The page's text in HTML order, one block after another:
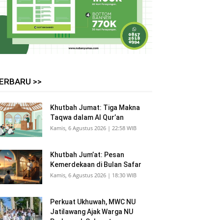
>>
Khutbah Jumat: Tiga Makna
Taqwa dalam Al Qur’an
Kamis, 6 Agustus 2026 | 22:58 WIB
Khutbah Jum’at: Pesan
Kemerdekaan di Bulan Safar
Kamis, 6 Agustus 2026 | 18:30 WIB
Perkuat Ukhuwah, MWC NU
Jatilawang Ajak Warga NU